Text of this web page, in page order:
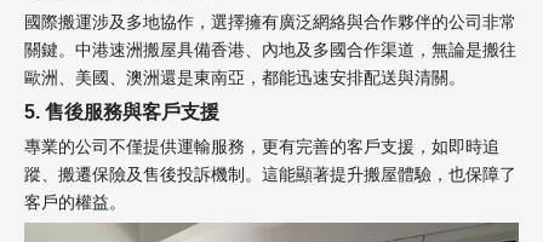
國際搬運涉及多地協作，選擇擁有廣泛網絡與合作夥伴的公司非常
關鍵。中港速洲搬屋具備香港、內地及多國合作渠道，無論是搬往
歐洲、美國、澳洲還是東南亞，都能迅速安排配送與清關。
5. 售後服務與客戶支援
專業的公司不僅提供運輸服務，更有完善的客戶支援，如即時追
蹤、搬遷保險及售後投訴機制。這能顯著提升搬屋體驗，也保障了
客戶的權益。